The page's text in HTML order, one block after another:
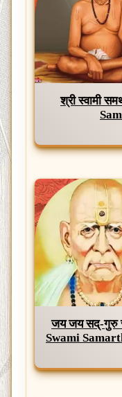
श्री स्वामी
जय जय सद्-गुरु
Swami